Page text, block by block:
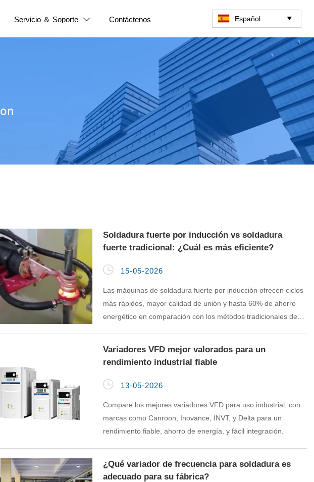
Servicio ＆ Soporte  Contáctenos Español 
Soldadura fuerte por inducción vs soldadura
fuerte tradicional: ¿Cuál es más eficiente?
 15-05-2026
Las máquinas de soldadura fuerte por inducción ofrecen ciclos
más rápidos, mayor calidad de unión y hasta 60% de ahorro
energético en comparación con los métodos tradicionales de
Variadores VFD mejor valorados para un
rendimiento industrial fiable
 13-05-2026
Compare los mejores variadores VFD para uso industrial, con
marcas como Canroon, Inovance, INVT, y Delta para un
rendimiento fiable, ahorro de energía, y fácil integración.
¿Qué variador de frecuencia para soldadura es
adecuado para su fábrica?